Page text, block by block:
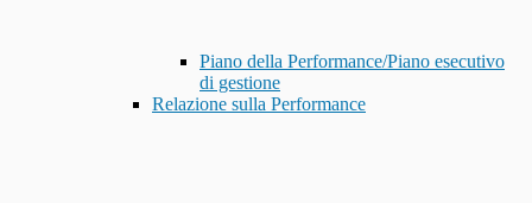
Piano della Performance/Piano esecutivo
di gestione
Relazione sulla Performance